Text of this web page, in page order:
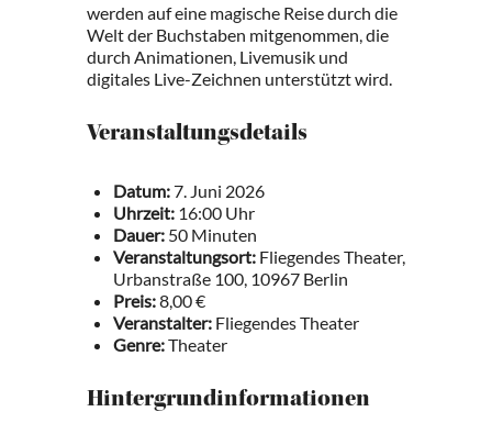
werden auf eine magische Reise durch die
Welt der Buchstaben mitgenommen, die
durch Animationen, Livemusik und
digitales Live-Zeichnen unterstützt wird.
Veranstaltungsdetails
Datum:7. Juni 2026
Uhrzeit: 16:00 Uhr
Dauer: 50 Minuten
Veranstaltungsort: Fliegendes Theater,
Urbanstraße 100, 10967 Berlin
Preis:8,00 €
Veranstalter: Fliegendes Theater
Genre:Theater
Hintergrundinformationen